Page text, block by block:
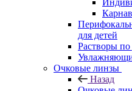
для детей
Растворы
Очковые линзы
Назад